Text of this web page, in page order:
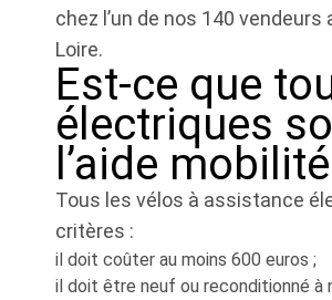
chez l’un de nos 140
Loire.
Est-ce que
électriques
l’aide
Tous les vélos à assistance
critères :
il doit coûter au moins 600 euros ;
il doit être neuf ou reconditionné à